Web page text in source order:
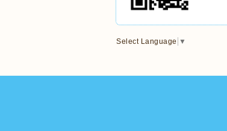
Select Language ▼